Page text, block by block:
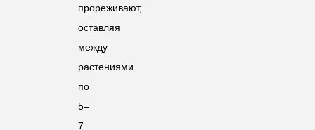
прореживают,
оставляя
между
растениями
по
5–
7